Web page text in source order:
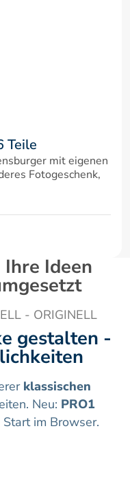
Teile
mit eigenen
Fotogeschenk,
Ideen
- ORIGINELL
gestalten -
klassischen
Neu: PRO1
im Browser.